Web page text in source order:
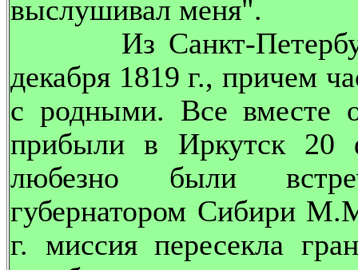
выслушивал меня".
Из Санкт-
декабря 1819 г., причем
с родными. Все вместе
прибыли в Иркутск 20
любезно были
губернатором Сибири
г. миссия пересекла